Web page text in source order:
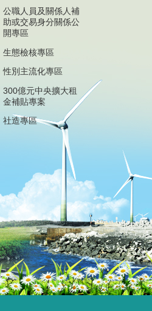
公職人員及關係人補
助或交易身分關係公
開專區
生態檢核專區
性別主流化專區
300億元中央擴大租
金補貼專案
社造專區